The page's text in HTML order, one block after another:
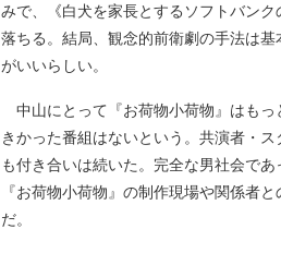
みで、《白犬を家長とするソフトバン
落ちる。結局、観念的前衛劇の手法は
がいいらしい。
中山にとって『お荷物小荷物』はもっ
きかった番組はないという。共演者・
も付き合いは続いた。完全な男社会で
『お荷物小荷物』の制作現場や関係者
だ。